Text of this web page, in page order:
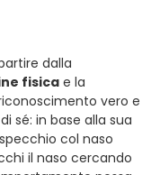
dalla
fisica e la
vero e
sé: in base alla sua
col naso
il naso cercando